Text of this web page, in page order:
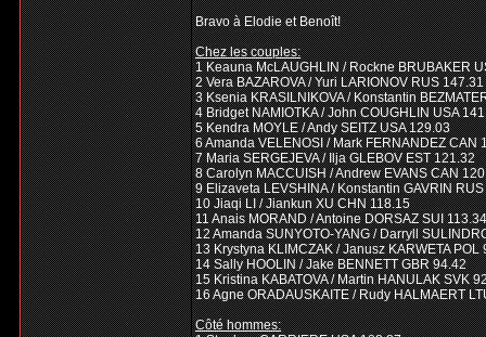
Bravo à Elodie et Benoît!
Chez les couples:
1 Keauna McLAUGHLIN / Rockne BRUBAKER
2 Vera BAZAROVA / Yuri LARIONOV RUS 147.31
3 Ksenia KRASILNIKOVA / Konstantin
4 Bridget NAMIOTKA / John COUGHLIN USA
5 Kendra MOYLE / Andy SEITZ USA 129.03
6 Amanda VELENOSI / Mark FERNANDEZ CAN
7 Maria SERGEJEVA / Ilja GLEBOV EST 121.32
8 Carolyn MACCUISH / Andrew EVANS CAN
9 Elizaveta LEVSHINA / Konstantin GAVRIN
10 Jiaqi LI / Jiankun XU CHN 118.15
11 Anais MORAND / Antoine DORSAZ SUI 113.34
12 Amanda SUNYOTO-YANG / Darryll
13 Krystyna KLIMCZAK / Janusz KARWETA POL
14 Sally HOOLIN / Jake BENNETT GBR 94.42
15 Kristina KABATOVA / Martin HANULAK SVK
16 Agne ORADAUSKAITE / Rudy HALMAERT
Côté hommes: